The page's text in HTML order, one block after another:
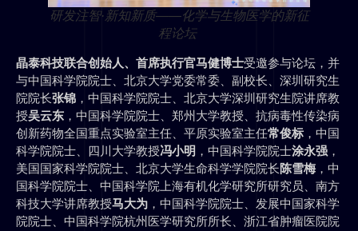
研发注智·新知新质——化学与生物医学的新征
程论坛
晶泰科技联合创始人、首席执行官马健博士受邀参与论坛，并
与中国科学院院士、北京大学党委常委、副校长、深圳研究生
院院长张锦 ，中国科学院院士、北京大学深圳研究生院讲席教
授吴云东 ，中国科学院院士、郑州大学教授、抗病毒性传染病
创新药物全国重点实验室主任、平原实验室主任常俊标 ，中国
科学院院士、四川大学教授冯小明 ，中国科学院院士涂永强 ，
美国国家科学院院士、北京大学生命科学学院院长陈雪梅，中
国科学院院士、中国科学院上海有机化学研究所研究员、南方
科技大学讲席教授马大为 ，中国科学院院士、发展中国家科学
院院士、中国科学院杭州医学研究所所长、浙江省肿瘤医院院